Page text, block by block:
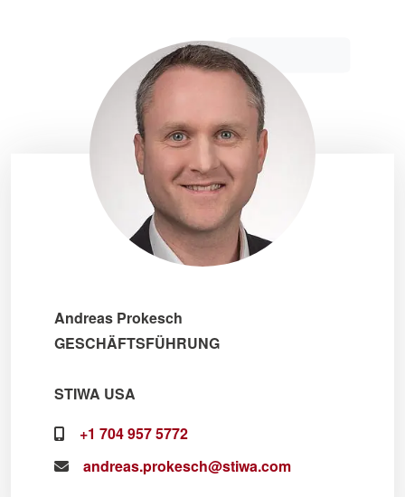
Andreas Prokesch
GESCHÄFTSFÜHRUNG
STIWA USA
+1 704 957 5772
andreas.prokesch@stiwa.com